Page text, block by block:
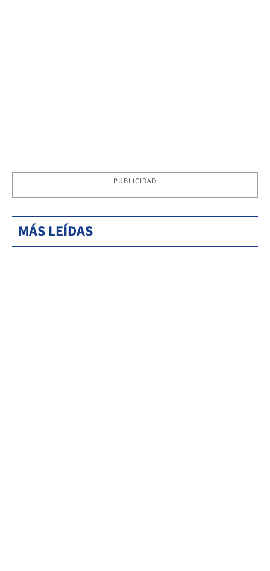
PUBLICIDAD
MÁS LEÍDAS